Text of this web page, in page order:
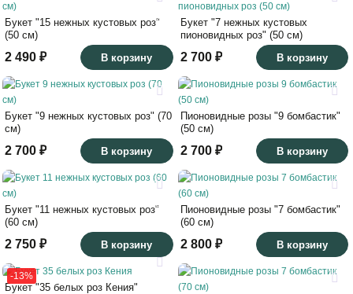
50
Букет "15 нежных кустовых роз"
(50 см)
2 490 ₽ В корзину
Букет "7 нежных кустовых
пионовидных роз" (50 см)
2 700 ₽ В корзину
70
23
Букет "9 нежных кустовых роз" (70
см)
2 700 ₽ В корзину
23
Пионовидные розы "9 бомбастик"
(50 см)
2 700 ₽ В корзину
60
25
Букет "11 нежных кустовых роз"
(60 см)
2 750 ₽ В корзину
18
Пионовидные розы "7 бомбастик"
(60 см)
2 800 ₽ В корзину
-13%
Букет "35 белых роз Кения"
18